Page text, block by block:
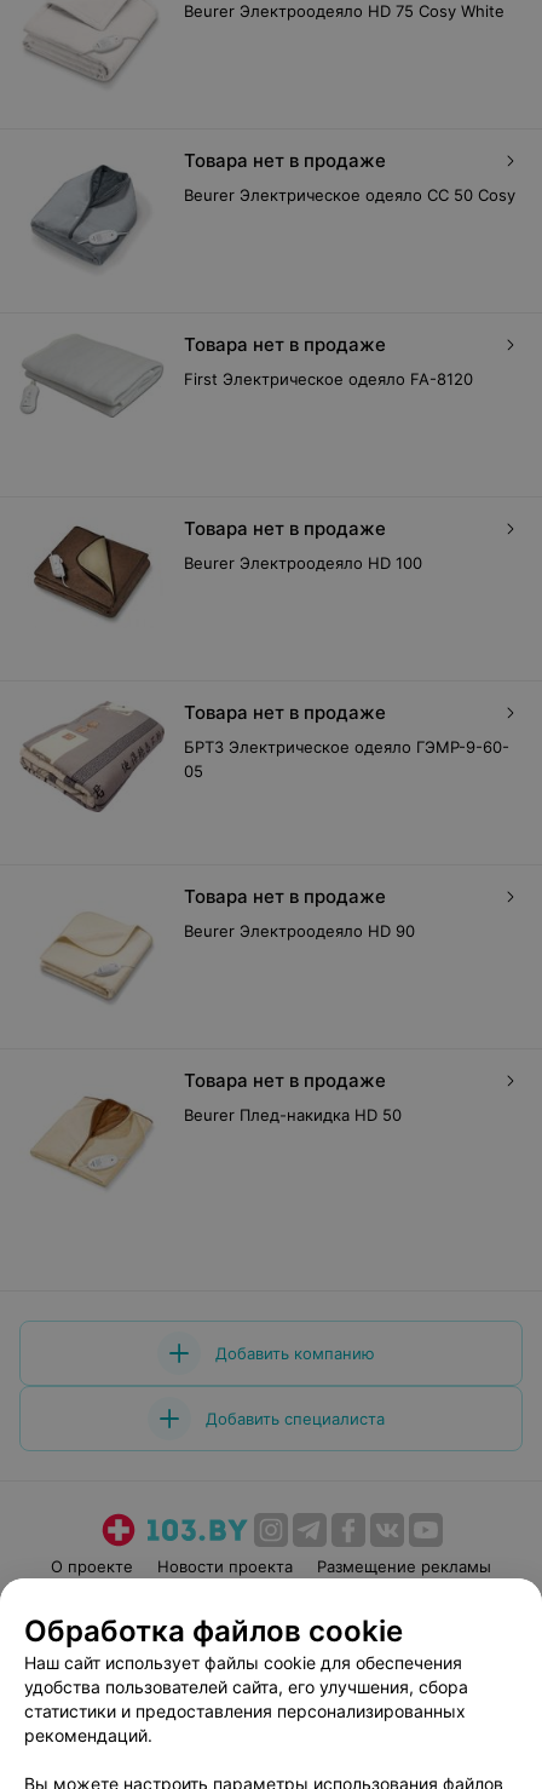
Beurer Электроодеяло HD 75 Cosy White
Товара нет в продаже
Beurer Электрическое одеяло CC 50 Cosy
Товара нет в продаже
First Электрическое одеяло FA-8120
Товара нет в продаже
Beurer Электроодеяло HD 100
Товара нет в продаже
БРТЗ Электрическое одеяло ГЭМР-9-60-
05
Товара нет в продаже
Beurer Электроодеяло HD 90
Товара нет в продаже
Beurer Плед-накидка HD 50
Добавить компанию
Добавить специалиста
О проекте Новости проекта
Размещение рекламы
Пользовательское соглашение
Способы оплаты
Вакансии
Партнеры
Написать руководителю 103.by
Обработка файлов cookie
Наш сайт использует файлы cookie для обеспечения
удобства пользователей сайта, его улучшения, сбора
статистики и предоставления персонализированных
рекомендаций.
Вы можете настроить параметры использования файлов